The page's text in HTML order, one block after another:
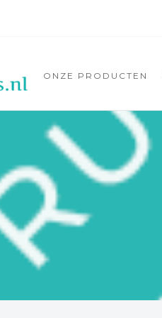
ONZE PRODUCTEN